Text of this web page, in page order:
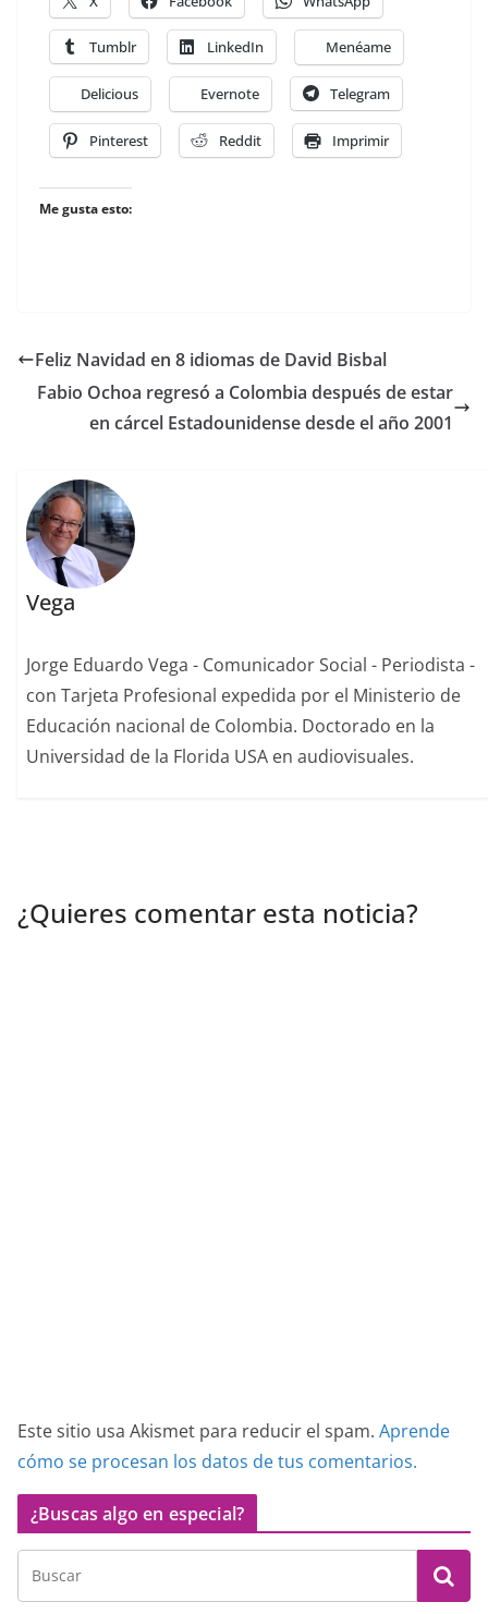
Tumblr LinkedIn Menéame
Delicious Evernote Telegram
Pinterest Reddit Imprimir
Me gusta esto:
Feliz Navidad en 8 idiomas de David Bisbal
Fabio Ochoa regresó a Colombia después de estar
en cárcel Estadounidense desde el año 2001
Vega
Jorge Eduardo Vega - Comunicador Social - Periodista -
con Tarjeta Profesional expedida por el Ministerio de
Educación nacional de Colombia. Doctorado en la
Universidad de la Florida USA en audiovisuales.
¿Quieres comentar esta noticia?
Este sitio usa Akismet para reducir el spam. Aprende
cómo se procesan los datos de tus comentarios.
¿Buscas algo en especial?